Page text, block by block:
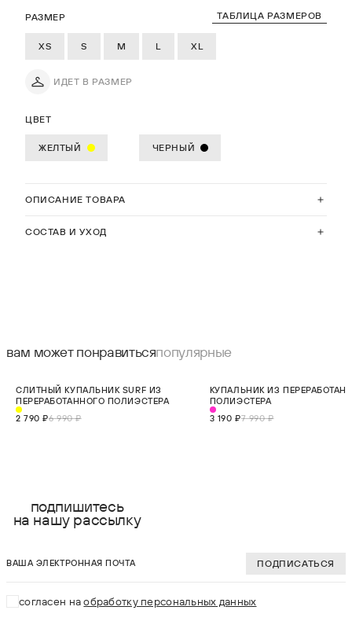
ОПИСАНИЕ ТОВАРА
СОСТАВ И УХОД
РАЗМЕР ТАБЛИЦА РАЗМЕРОВ
XS S M L XL
ИДЕТ В РАЗМЕР
ЦВЕТ
ЖЕЛТЫЙ ЧЕРНЫЙ
вам может понравитьсяпопулярные
СКИДКА 60%
S
СЛИТНЫЙ КУПАЛЬНИК SURF ИЗ
ПЕРЕРАБОТАННОГО ПОЛИЭСТЕРА
2 790 ₽6 990 ₽
ХИТ
КУПАЛЬНИК ИЗ
ПОЛИЭСТЕРА
3 190 ₽7 990 ₽
подпишитесь
на нашу рассылку
ПОДПИСАТЬСЯ
согласен наобработку персональных данных